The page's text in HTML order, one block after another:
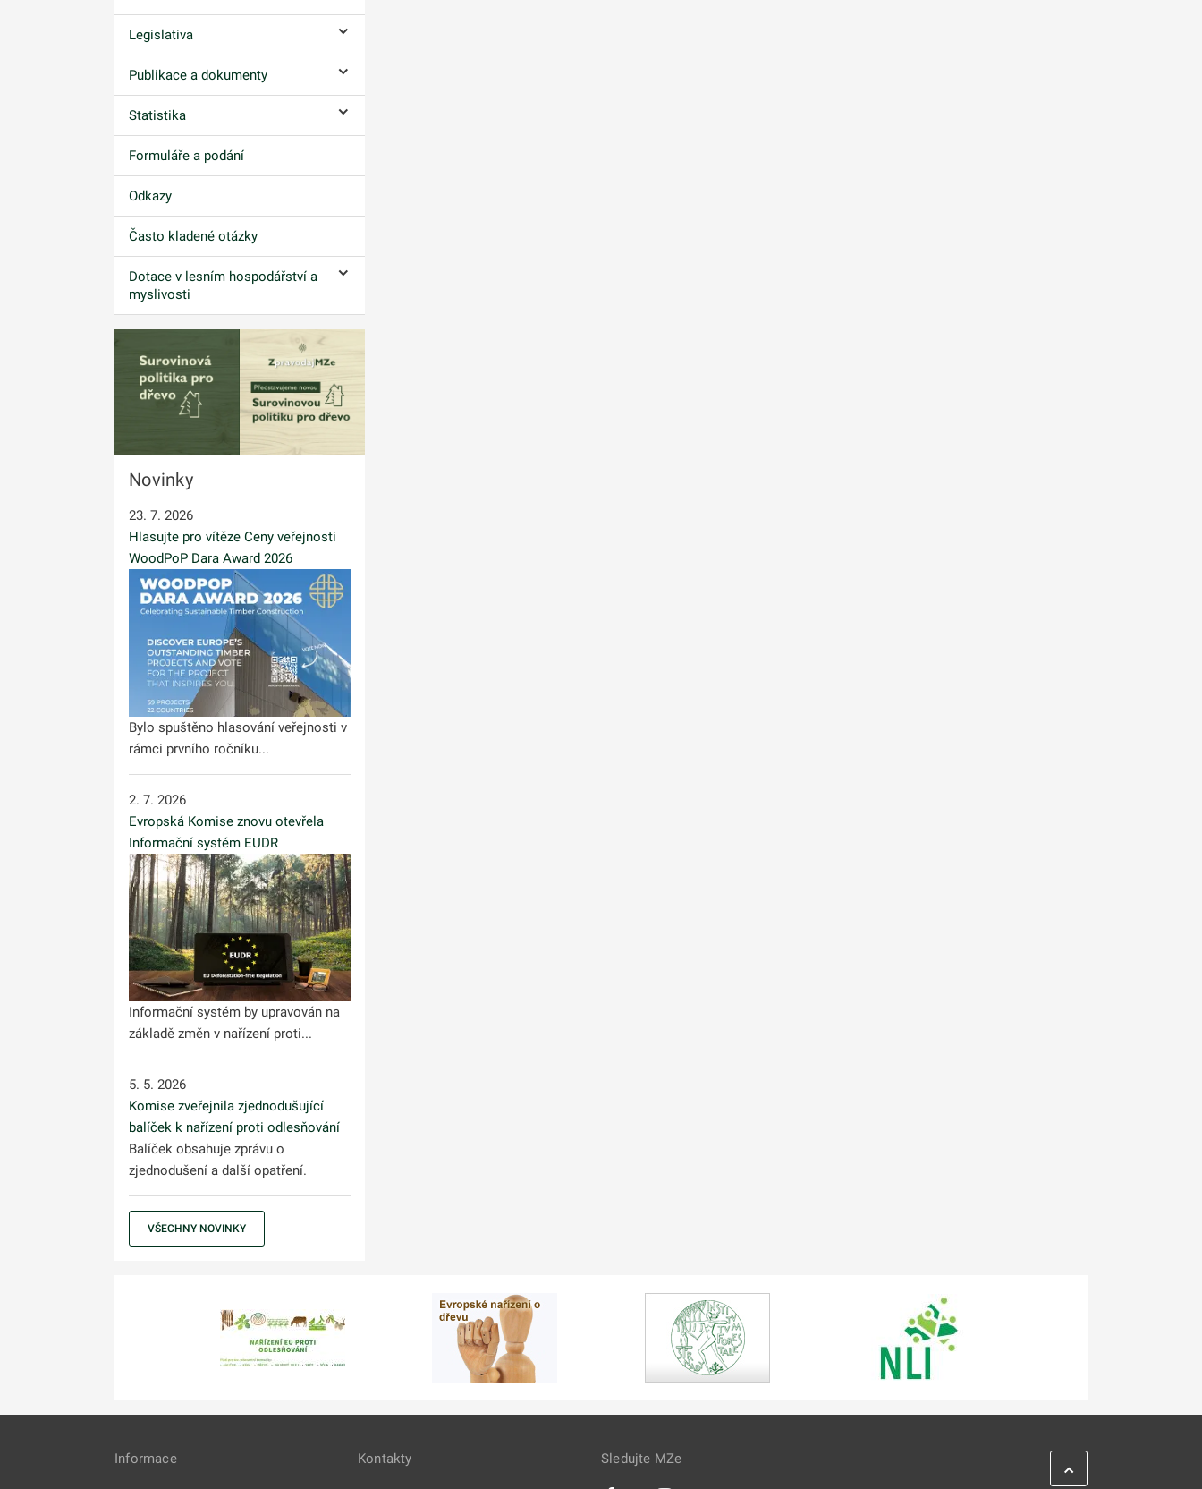
Legislativa
Publikace a dokumenty
Statistika
Formuláře a podání
Odkazy
Často kladené otázky
Dotace v lesním hospodářství a
myslivosti
Novinky
23. 7. 2026
Hlasujte pro vítěze Ceny veřejnosti
WoodPoP Dara Award 2026
Bylo spuštěno hlasování veřejnosti v
rámci prvního ročníku...
2. 7. 2026
Evropská Komise znovu otevřela
Informační systém EUDR
Informační systém by upravován na
základě změn v nařízení proti...
5. 5. 2026
Komise zveřejnila zjednodušující
balíček k nařízení proti odlesňování
Balíček obsahuje zprávu o
zjednodušení a další opatření.
VŠECHNY NOVINKY
Informace Kontakty Sledujte MZe